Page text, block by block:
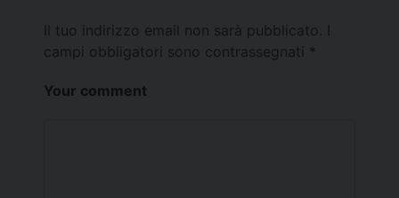
Il tuo indirizzo email non sarà pubblicato.
campi obbligatori sono contrassegnati *
Your comment